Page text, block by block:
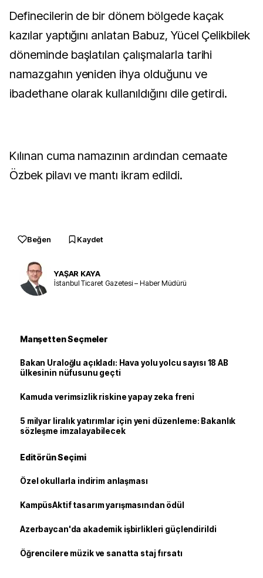
Definecilerin de bir dönem bölgede kaçak
kazılar yaptığını anlatan Babuz, Yücel Çelikbilek
döneminde başlatılan çalışmalarla tarihi
namazgahın yeniden ihya olduğunu ve
ibadethane olarak kullanıldığını dile getirdi.
Kılınan cuma namazının ardından cemaate
Özbek pilavı ve mantı ikram edildi.
Beğen Kaydet
YAŞAR KAYA
İstanbul Ticaret Gazetesi – Haber Müdürü
Manşetten Seçmeler
Bakan Uraloğlu açıkladı: Hava yolu yolcu sayısı 18 AB
ülkesinin nüfusunu geçti
Kamuda verimsizlik riskine yapay zeka freni
5 milyar liralık yatırımlar için yeni düzenleme: Bakanlık
sözleşme imzalayabilecek
Editörün Seçimi
Özel okullarla indirim anlaşması
KampüsAktif tasarım yarışmasından ödül
Azerbaycan'da akademik işbirlikleri güçlendirildi
Öğrencilere müzik ve sanatta staj fırsatı